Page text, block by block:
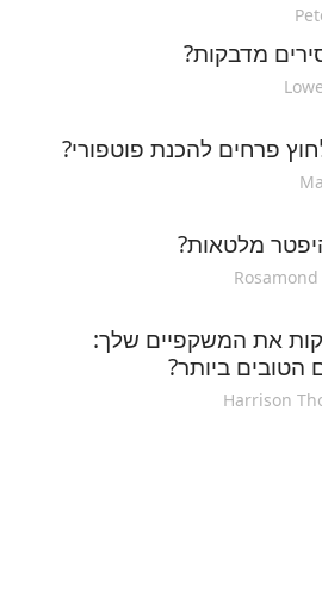
מדבקות?
פרחים להכנת פוטפורי?
מלטאות?
את המשקפיים שלך:
הטובים ביותר?
Harrison